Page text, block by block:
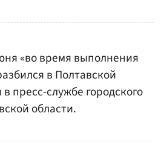
«во время выполнения
в Полтавской
пресс-службе городского
области.